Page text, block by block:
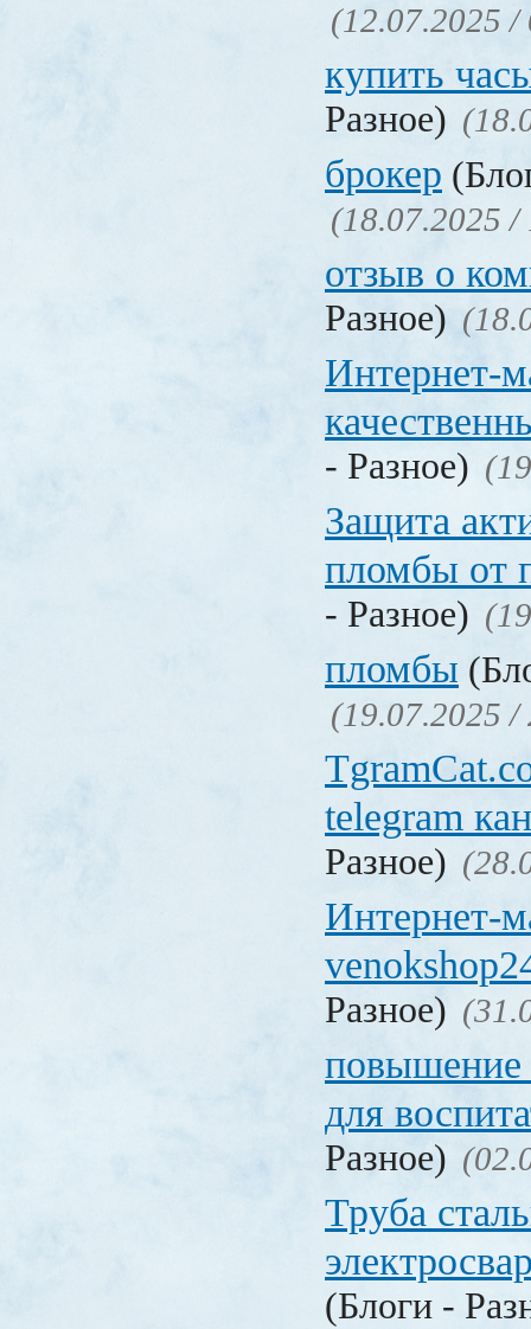
(12.07.2025 /
купить
Разное)
брокер
(18.07.2025 /
отзыв о
Разное)
Интернет-
- Разное)
Защита
пломбы от
- Разное)
пломбы
(19.07.2025 /
telegram
Разное)
Интернет-
Разное)
повышение
для
Разное)
Труба
(Блоги -